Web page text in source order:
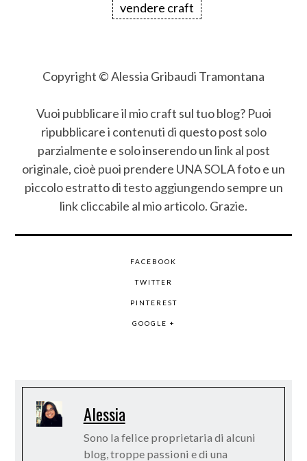
vendere craft
Copyright © Alessia Gribaudi Tramontana
Vuoi pubblicare il mio craft sul tuo blog? Puoi
ripubblicare i contenuti di questo post solo
parzialmente e solo inserendo un link al post
originale, cioè puoi prendere UNA SOLA foto e un
piccolo estratto di testo aggiungendo sempre un
link cliccabile al mio articolo. Grazie.
FACEBOOK
TWITTER
PINTEREST
GOOGLE +
Alessia
Sono la felice proprietaria di alcuni
blog, troppe passioni e di una